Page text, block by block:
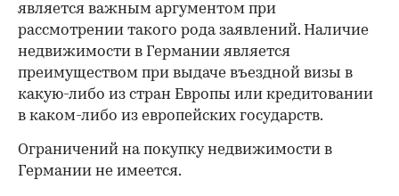
является важным аргументом при
рассмотрении такого рода заявлений. Наличие
недвижимости в Германии является
преимуществом при выдаче въездной визы в
какую-либо из стран Европы или кредитовании
в каком-либо из европейских государств.
Ограничений на покупку недвижимости в
Германии не имеется.